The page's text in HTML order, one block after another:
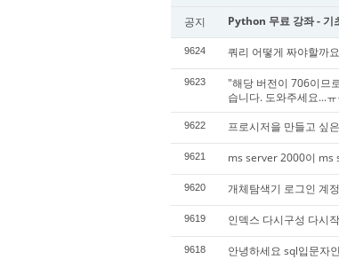
공지 Python 무료 강좌 - 기
9624 쿼리 어떻게 짜야할까요
9623
"해당 버전이 706이므
습니다. 도와주세요...
9622 프로시저을 만들고 싶
9621 ms server 2000이 ms
9620 개체탐색기 로그인 계
9619 인덱스 다시구성 다시
9618 안녕하세요 sql입문자